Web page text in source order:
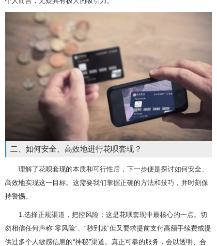
二、如何安全、高效地进行花呗套现？
理解了花呗套现的本质和可行性后，下一步便是探讨如何安全、
高效地实现这一目标。这需要我们掌握正确的方法和技巧，并时刻保
持警惕。
1.选择正规渠道，把控风险：这是花呗套现中最核心的一点。切
勿相信任何声称“零风险”、“秒到账”但又要求提前支付高额手续费或提
供过多个人敏感信息的“神秘”渠道。真正可靠的服务，会以透明、合